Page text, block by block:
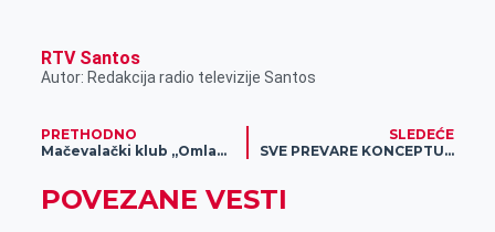
RTV Santos
Autor: Redakcija radio televizije Santos
PRETHODNO
Mačevalački klub „Omladinac“
SLEDEĆE
SVE PREVARE KONCEPTUALNE POLITIKE: Nemaju podršku Novosađana pa predavali potpise iz drugih opština
POVEZANE VESTI